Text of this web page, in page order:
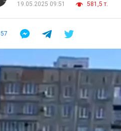
19.05.2025 09:51
581,5 т.
57